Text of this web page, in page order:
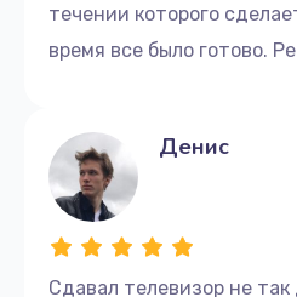
течении которого
время все было готово.
Сдавал телевизор не
Денис